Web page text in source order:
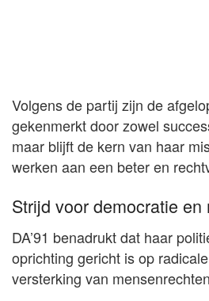
Volgens de partij zijn de
gekenmerkt door zowel
maar blijft de kern van haar
werken aan een beter en
Strijd voor democratie en
DA’91 benadrukt dat haar
oprichting gericht is op
versterking van